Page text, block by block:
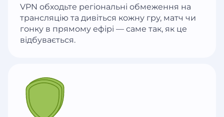
VPN обходьте регіональні обмеження на
трансляцію та дивіться кожну гру, матч чи
гонку в прямому ефірі — саме так, як це
відбувається.